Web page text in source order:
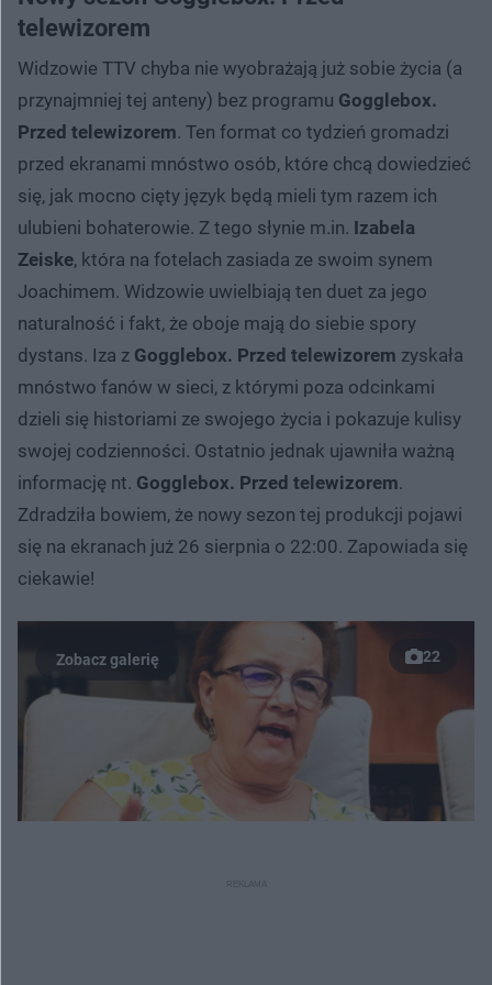
telewizorem
Widzowie TTV chyba nie wyobrażają już sobie życia (a
przynajmniej tej anteny) bez programu Gogglebox.
Przed telewizorem. Ten format co tydzień gromadzi
przed ekranami mnóstwo osób, które chcą dowiedzieć
się, jak mocno cięty język będą mieli tym razem ich
ulubieni bohaterowie. Z tego słynie m.in. Izabela
Zeiske, która na fotelach zasiada ze swoim synem
Joachimem. Widzowie uwielbiają ten duet za jego
naturalność i fakt, że oboje mają do siebie spory
dystans. Iza z Gogglebox. Przed telewizorem zyskała
mnóstwo fanów w sieci, z którymi poza odcinkami
dzieli się historiami ze swojego życia i pokazuje kulisy
swojej codzienności. Ostatnio jednak ujawniła ważną
informację nt. Gogglebox. Przed telewizorem.
Zdradziła bowiem, że nowy sezon tej produkcji pojawi
się na ekranach już 26 sierpnia o 22:00. Zapowiada się
ciekawie!
22